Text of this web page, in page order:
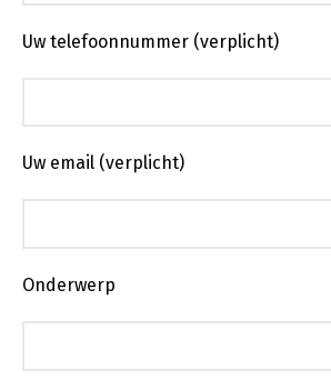
Uw telefoonnummer (verplicht)
Uw email (verplicht)
Onderwerp